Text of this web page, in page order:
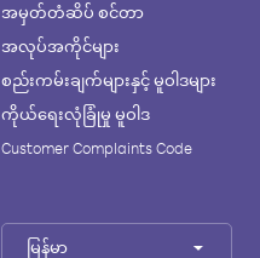
အမှတ်တံဆိပ် စင်တာ
အလုပ်အကိုင်များ
စည်းကမ်းချက်များနှင့် မူဝါဒများ
ကိုယ်ရေးလုံခြုံမှု မူဝါဒ
Customer Complaints Code
မြန်မာ